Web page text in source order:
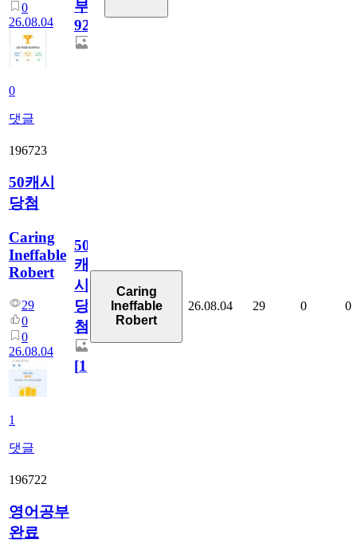
0
26.08.04
0
댓글
부
928
196723
50캐시
당첨
Caring
Ineffable
Robert
29
0
0
26.08.04
1
댓글
50
캐
시
당
첨
[1]
Caring
Ineffable
Robert
26.08.04 29 0 0
196722
영어공부
완료